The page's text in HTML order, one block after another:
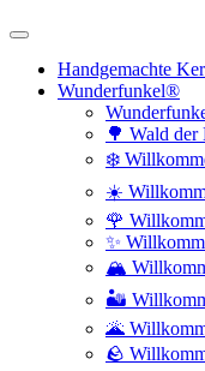
Handgemachte
Wunderfunkel®
🌳 Wald der
❄️
☀️
🌹
✨
🏔️
🏜️
🌋
🪨